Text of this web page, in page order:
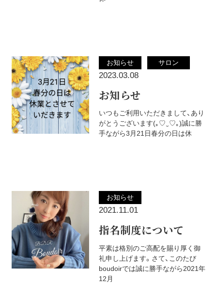
お知らせ サロン
2023.03.08
お知らせ
いつもご利用いただきまして、あり
がとうございます(⁠｡⁠♡⁠‿⁠♡⁠｡⁠)誠に勝
手ながら3月21日春分の日は休
お知らせ
2021.11.01
指名制度について
平素は格別のご高配を賜り厚く御
礼申し上げます。さて、このたび
boudoirでは誠に勝手ながら2021年
12月